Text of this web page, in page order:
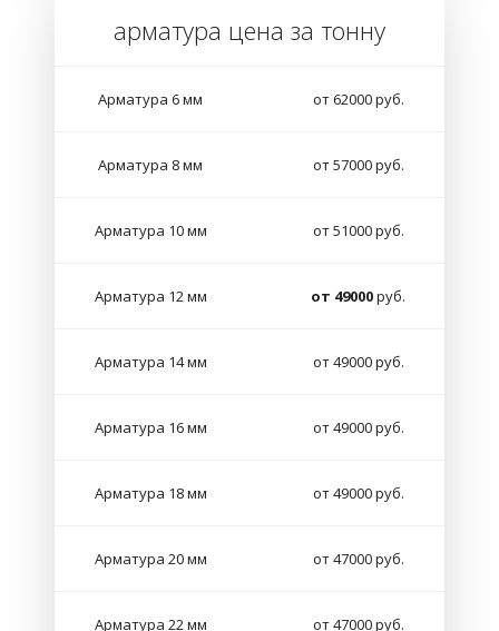
арматура цена за тонну
Арматура 6 мм от 62000 руб.
Арматура 8 мм от 57000 руб.
Арматура 10 мм от 51000 руб.
Арматура 12 мм от 49000руб.
Арматура 14 мм от 49000 руб.
Арматура 16 мм от 49000 руб.
Арматура 18 мм от 49000 руб.
Арматура 20 мм от 47000 руб.
Арматура 22 мм от 47000 руб.